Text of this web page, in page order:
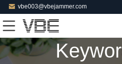
vbe003@vbejammer.com